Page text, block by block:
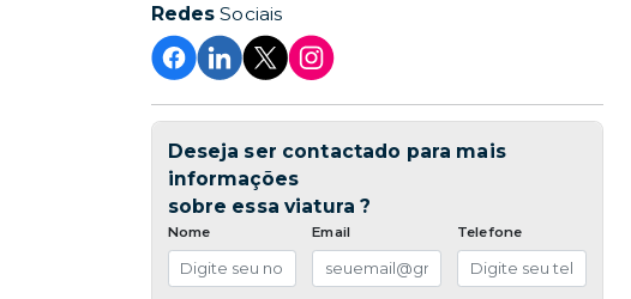
RedesSociais
Deseja ser contactado para mais
informações
sobre essa viatura ?
Nome Email Telefone